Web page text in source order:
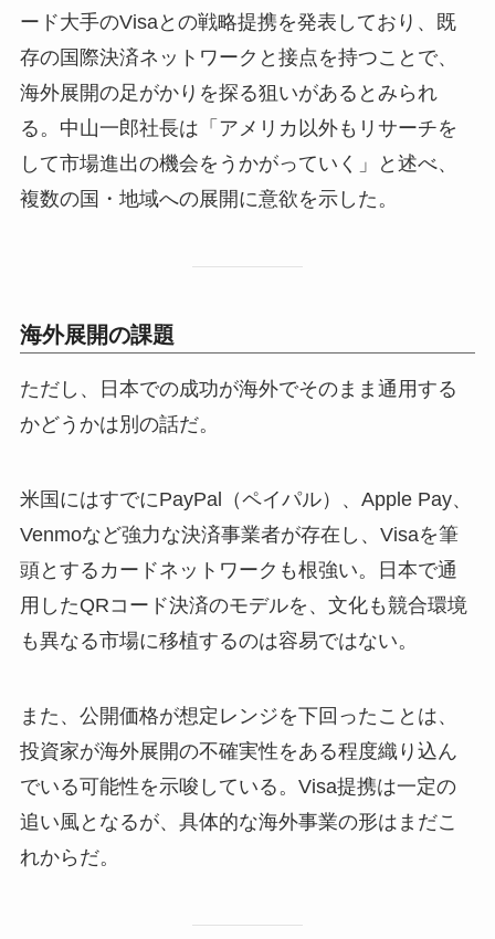
ード大手のVisaとの戦略提携を発表しており、既
存の国際決済ネットワークと接点を持つことで、
海外展開の足がかりを探る狙いがあるとみられ
る。中山一郎社長は「アメリカ以外もリサーチを
して市場進出の機会をうかがっていく」と述べ、
複数の国・地域への展開に意欲を示した。
海外展開の課題
ただし、日本での成功が海外でそのまま通用する
かどうかは別の話だ。
米国にはすでにPayPal（ペイパル）、Apple Pay、
Venmoなど強力な決済事業者が存在し、Visaを筆
頭とするカードネットワークも根強い。日本で通
用したQRコード決済のモデルを、文化も競合環境
も異なる市場に移植するのは容易ではない。
また、公開価格が想定レンジを下回ったことは、
投資家が海外展開の不確実性をある程度織り込ん
でいる可能性を示唆している。Visa提携は一定の
追い風となるが、具体的な海外事業の形はまだこ
れからだ。